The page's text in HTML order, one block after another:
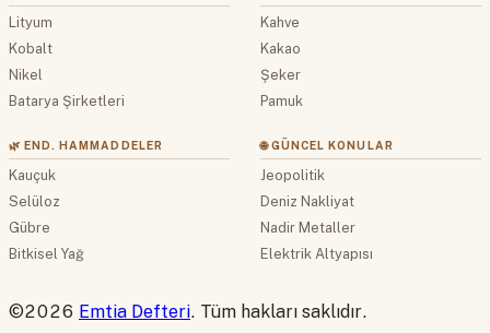
Lityum
Kobalt
Nikel
Batarya Şirketleri
Kahve
Kakao
Şeker
Pamuk
🌿 END. HAMMADDELER
Kauçuk
Selüloz
Gübre
Bitkisel Yağ
🌐 GÜNCEL KONULAR
Jeopolitik
Deniz Nakliyat
Nadir Metaller
Elektrik Altyapısı
©2026 Emtia Defteri. Tüm hakları saklıdır.